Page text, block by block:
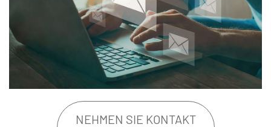
NEHMEN SIE KONTAKT